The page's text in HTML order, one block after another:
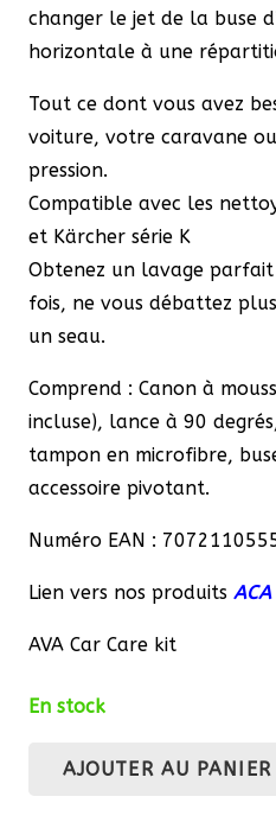
changer le jet de la buse
horizontale à une
Tout ce dont vous avez
voiture, votre caravane
pression.
Compatible avec les
et Kärcher série K
Obtenez un lavage
fois, ne vous débattez
un seau.
Comprend : Canon à
incluse), lance à 90
tampon en microfibre,
accessoire pivotant.
Numéro EAN :
Lien vers nos produits
AVA Car Care kit
En stock
AJOUTER AU PANIER